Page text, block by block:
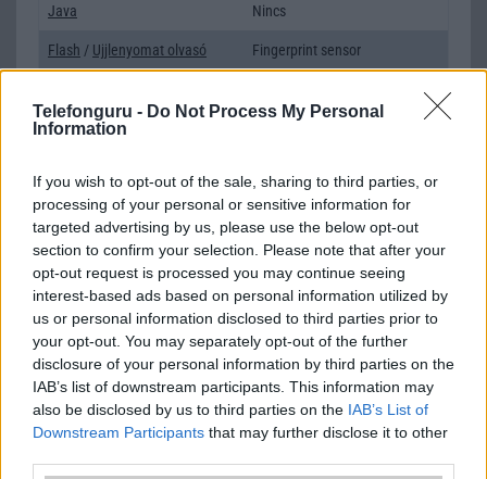
Telefonguru - Do Not Process My Personal
Information
If you wish to opt-out of the sale, sharing to third parties, or
processing of your personal or sensitive information for
targeted advertising by us, please use the below opt-out
section to confirm your selection. Please note that after your
opt-out request is processed you may continue seeing
interest-based ads based on personal information utilized by
us or personal information disclosed to third parties prior to
your opt-out. You may separately opt-out of the further
disclosure of your personal information by third parties on the
IAB’s list of downstream participants. This information may
also be disclosed by us to third parties on the IAB’s List of
Downstream Participants that may further disclose it to other
Java Nincs
Flash / Ujjlenyomat olvasó Fingerprint sensor
Organizer
Office alkalmazások alap szolgáltatás
Iránytũ ecompass
Extrák Nincs
EGYÉB
Vibra jelzés alap szolgáltatás
SIM típus nanoSIM